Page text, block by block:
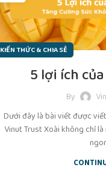
KIẾN THỨC & CHIA SẺ
5 lợi ích
By
Dưới đây là bài viết được
Vinut Trust Xoài không chỉ